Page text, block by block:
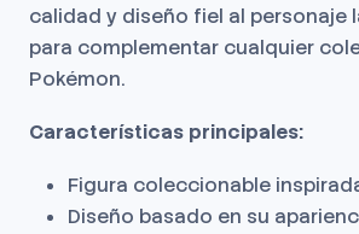
calidad y diseño fiel al personaje
para complementar cualquier
Pokémon.
Características principales:
Figura coleccionable
Diseño basado en su